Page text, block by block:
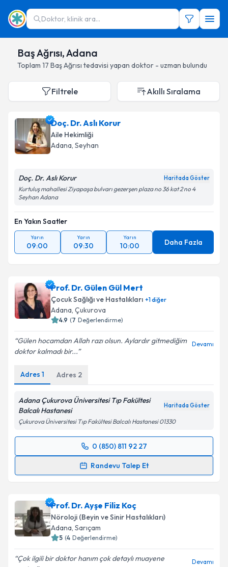
Doktor, klinik ara...
Baş Ağrısı, Adana
Toplam 17 Baş Ağrısı tedavisi yapan doktor - uzman bulundu
Filtrele Akıllı Sıralama
Doç. Dr. Aslı Korur
Aile Hekimliği
Adana, Seyhan
Doç. Dr. Aslı Korur Haritada Göster
Kurtuluş mahallesi Ziyapaşa bulvarı gezerşen plaza no 36 kat 2 no 4
Seyhan Adana
En Yakın Saatler
Yarın
09:00
Yarın
09:30
Yarın
10:00 Daha Fazla
Prof. Dr. Gülen Gül Mert
Çocuk Sağlığı ve Hastalıkları +1diğer
Adana, Çukurova
4.9 (7 Değerlendirme)
Gülen hocamdan Allah razı olsun. Aylardır gitmediğim
doktor kalmadı bir...
Devamı
Adres 1 Adres 2
Adana Çukurova Üniversitesi Tıp Fakültesi
Balcalı Hastanesi
Haritada Göster
Çukurova Üniversitesi Tıp Fakültesi Balcalı Hastanesi 01330
0 (850) 811 92 27
Randevu Talep Et
Randevu Takvimi Talebi
takvim hazırlandığında e-posta ile bilgilendireceğiz.
E-posta Adresiniz
Prof. Dr. Ayşe Filiz Koç
Nöroloji (Beyin ve Sinir Hastalıkları)
Adana, Sarıçam
5 (4 Değerlendirme)
Çok ilgili bir doktor hanım çok detaylı muayene
Devamı